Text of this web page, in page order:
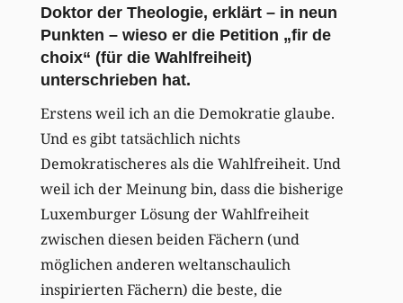
Doktor der Theologie, erklärt – in neun
Punkten – wieso er die Petition „fir de
choix“ (für die Wahlfreiheit)
unterschrieben hat.
Erstens weil ich an die Demokratie glaube.
Und es gibt tatsächlich nichts
Demokratischeres als die Wahlfreiheit. Und
weil ich der Meinung bin, dass die bisherige
Luxemburger Lösung der Wahlfreiheit
zwischen diesen beiden Fächern (und
möglichen anderen weltanschaulich
inspirierten Fächern) die beste, die